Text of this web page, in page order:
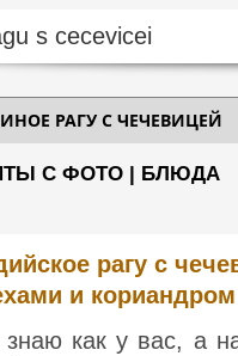
РАГУ С ЧЕЧЕВИЦЕЙ
С ФОТО | БЛЮДА
рагу с
и кориандром
как у вас, а